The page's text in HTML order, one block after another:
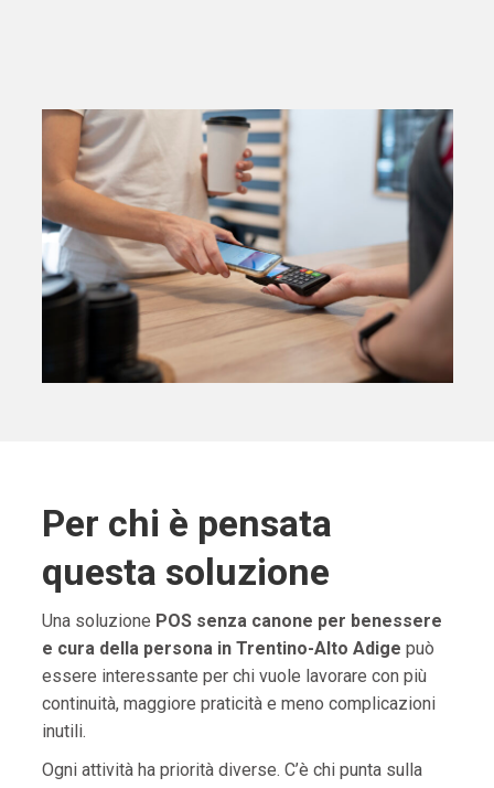
Per chi è pensata
questa soluzione
Una soluzione POS senza canone per benessere
e cura della persona in Trentino-Alto Adige può
essere interessante per chi vuole lavorare con più
continuità, maggiore praticità e meno complicazioni
inutili.
Ogni attività ha priorità diverse. C’è chi punta sulla